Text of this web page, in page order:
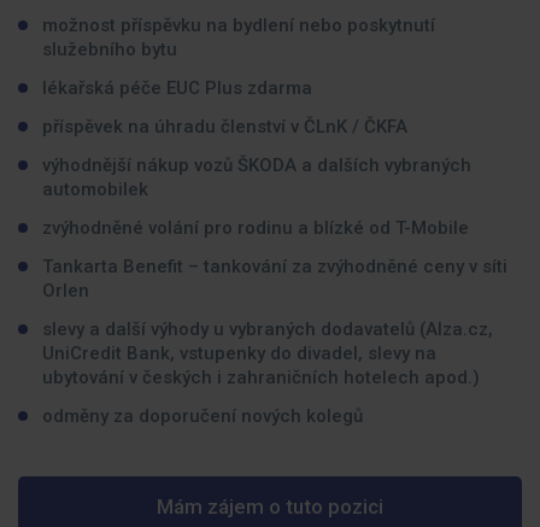
možnost příspěvku na bydlení nebo poskytnutí
služebního bytu
lékařská péče EUC Plus zdarma
příspěvek na úhradu členství v ČLnK / ČKFA
výhodnější nákup vozů ŠKODA a dalších vybraných
automobilek
zvýhodněné volání pro rodinu a blízké od T-Mobile
Tankarta Benefit – tankování za zvýhodněné ceny v síti
Orlen
slevy a další výhody u vybraných dodavatelů (Alza.cz,
UniCredit Bank, vstupenky do divadel, slevy na
ubytování v českých i zahraničních hotelech apod.)
odměny za doporučení nových kolegů
Mám zájem o tuto pozici